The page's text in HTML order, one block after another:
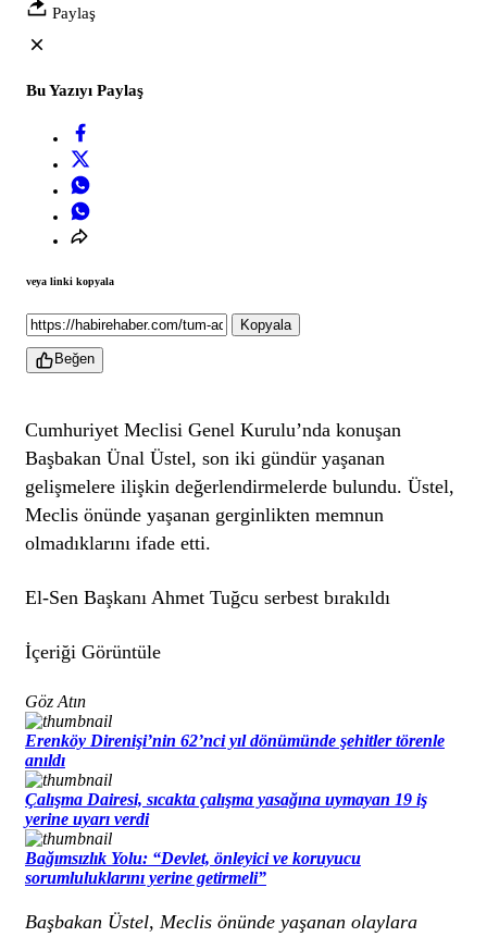
Paylaş
Bu Yazıyı Paylaş
veya linki kopyala
Kopyala
Beğen
Cumhuriyet Meclisi Genel Kurulu’nda konuşan
Başbakan Ünal Üstel, son iki gündür yaşanan
gelişmelere ilişkin değerlendirmelerde bulundu. Üstel,
Meclis önünde yaşanan gerginlikten memnun
olmadıklarını ifade etti.
El-Sen Başkanı Ahmet Tuğcu serbest bırakıldı
İçeriği Görüntüle
Göz Atın
Erenköy Direnişi’nin 62’nci yıl dönümünde şehitler törenle
anıldı
Çalışma Dairesi, sıcakta çalışma yasağına uymayan 19 iş
yerine uyarı verdi
Bağımsızlık Yolu: “Devlet, önleyici ve koruyucu
sorumluluklarını yerine getirmeli”
Başbakan Üstel, Meclis önünde yaşanan olaylara